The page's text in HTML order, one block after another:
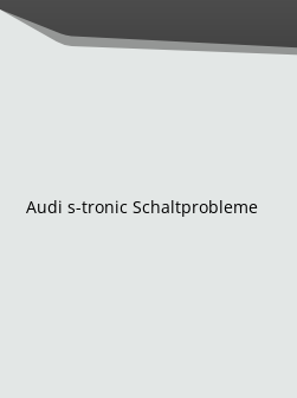
Audi s-tronic Schaltprobleme